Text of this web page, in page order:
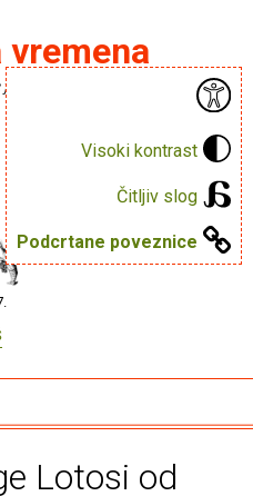
Visoki kontrast
Čitljiv slog
Podcrtane poveznice
vremena
puno knjiga.
Lotosi od